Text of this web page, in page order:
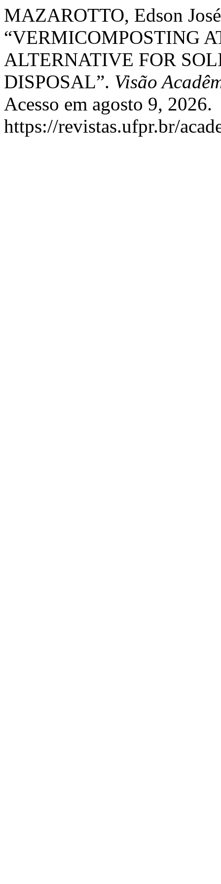
MAZAROTTO, Edson
“VERMICOMPOSTING
ALTERNATIVE FOR
DISPOSAL”. Visão
Acesso em agosto 9, 2026.
https://revistas.ufpr.br/